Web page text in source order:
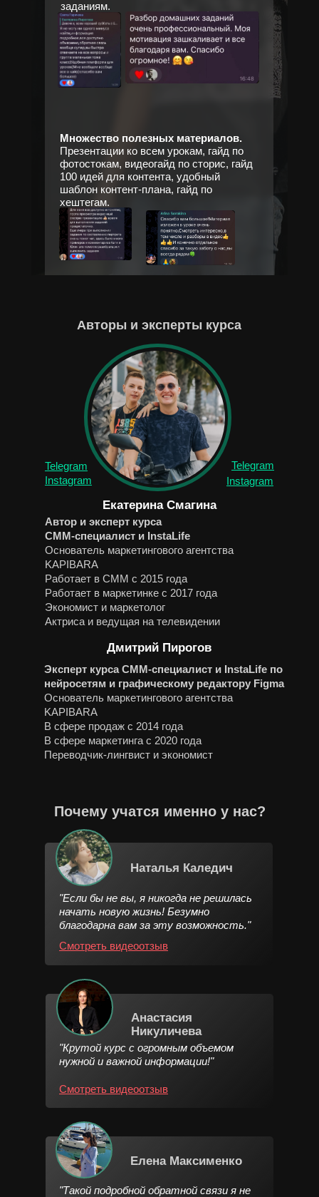
Telegram
Instagram
Instagram
Telegram
Эксперт курса СММ-специалист и InstaLife по
нейросетям и графическому редактору Figma
Основатель маркетингового агентства
KAPIBARA
В сфере продаж с 2014 года
В сфере маркетинга с 2020 года
Переводчик-лингвист и экономист
Дмитрий Пирогов
Автор и эксперт курса
СММ-специалист и InstaLife
Основатель маркетингового агентства
KAPIBARA
Работает в СММ с 2015 года
Работает в маркетинке с 2017 года
Экономист и маркетолог
Актриса и ведущая на телевидении
Екатерина Смагина
Авторы и эксперты курса
Множество полезных материалов.
Презентации ко всем урокам, гайд по
фотостокам, видеогайд по сторис, гайд
100 идей для контента, удобный
шаблон контент-плана, гайд по
хештегам.
заданиям.
Почему учатся именно у нас?
Елена Максименко
"Такой подробной обратной связи я не
Анастасия
Никуличева
"Крутой курс с огромным объемом
нужной и важной информации!"
Смотреть видеоотзыв
Наталья Каледич
"Если бы не вы, я никогда не решилась
начать новую жизнь! Безумно
благодарна вам за эту возможность."
Смотреть видеоотзыв